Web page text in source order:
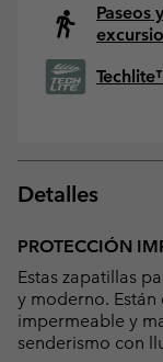
Paseos y
Detalles
PROTECCIÓN
Estas zapatillas
y moderno.
impermeable y
senderismo con